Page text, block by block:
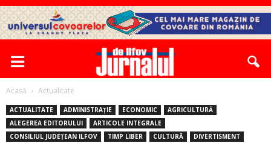
Acasă Actualitate
ACTUALITATE ADMINISTRAȚIE ECONOMIC
AGRICULTURĂ
ALEGEREA EDITORULUI
ARTICOLE INTEGRALE
CONSILIUL JUDEȚEAN ILFOV
TIMP LIBER CULTURĂ
DIVERTISMENT